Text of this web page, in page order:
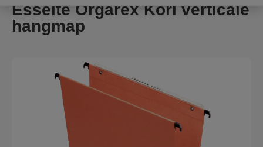
Esselte Orgarex Kori verticale
hangmap